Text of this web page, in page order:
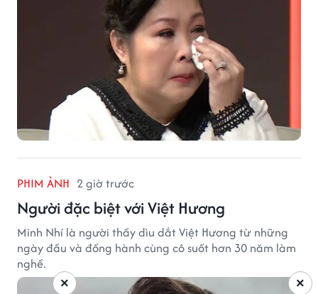
PHIM ẢNH 2 giờ trước
Người đặc biệt với Việt Hương
Minh Nhí là người thầy dìu dắt Việt Hương từ những
ngày đầu và đồng hành cùng cô suốt hơn 30 năm làm
nghề.
×
×